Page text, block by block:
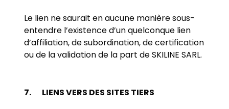
Le lien ne saurait en aucune manière sous-
entendre l’existence d’un quelconque lien
d’affiliation, de subordination, de certification
ou de la validation de la part de SKILINE SARL.
7. LIENS VERS DES SITES TIERS